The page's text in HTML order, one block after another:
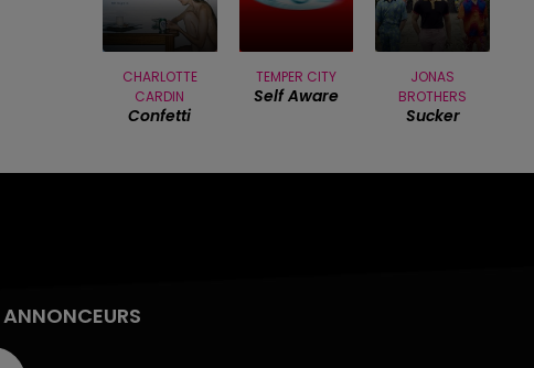
CHARLOTTE
CARDIN
Confetti
TEMPER CITY
Self Aware
JONAS
BROTHERS
Sucker
ANNONCEURS